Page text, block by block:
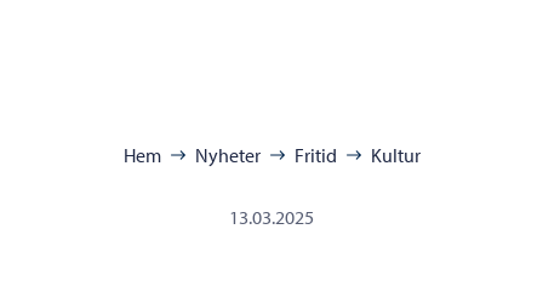
Hem Nyheter Fritid Kultur
13.03.2025